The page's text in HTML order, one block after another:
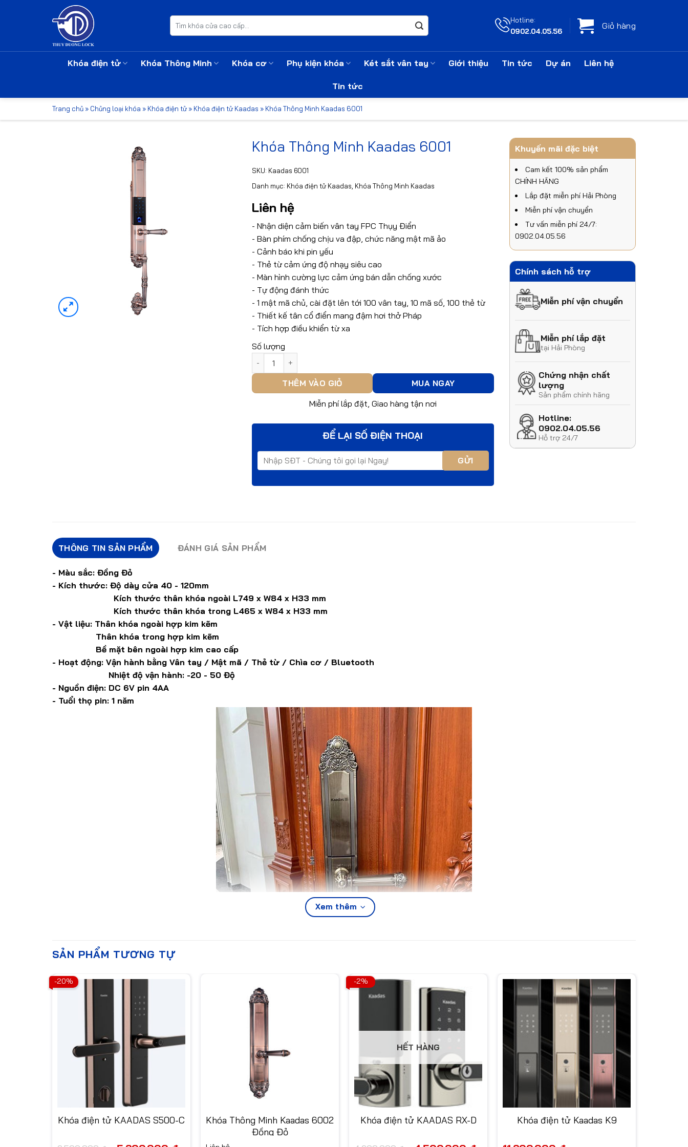
Tìm
kiếm:
Hotline:
0902.04.05.56
Giỏ hàng
Khóa điện tử Khóa Thông Minh Khóa cơ Phụ kiện khóa Két sắt vân tay Giới thiệu Tin tức Dự án Liên hệ
Tin tức
Trang chủ » Chủng loại khóa » Khóa điện tử » Khóa điện tử Kaadas » Khóa Thông Minh Kaadas 6001
Khóa Thông Minh Kaadas 6001
SKU: Kaadas 6001
Danh mục: Khóa điện tử Kaadas Khóa Thông Minh Kaadas
Liên hệ
- Nhận diện cảm biến vân tay FPC Thụy Điển
- Bàn phím chống chịu va đập, chức năng mật mã ảo
- Cảnh báo khi pin yếu
- Thẻ từ cảm ứng độ nhạy siêu cao
- Màn hình cường lực cảm ứng bán dẫn chống xước
- Tự động đánh thức
- 1 mật mã chủ, cài đặt lên tới 100 vân tay, 10 mã số, 100 thẻ từ
- Thiết kế tân cổ điển mang đậm hơi thở Pháp
- Tích hợp điều khiển từ xa
Số lượng
THÊM VÀO GIỎ
MUA NGAY
Miễn phí lắp đặt, Giao hàng tận nơi
ĐỂ LẠI SỐ ĐIỆN THOẠI
Khuyến mãi đặc biệt
Cam kết 100% sản phẩm
CHÍNH HÃNG
Lắp đặt miễn phí Hải Phòng
Miễn phí vận chuyển
Tư vấn miễn phí 24/7:
0902.04.05.56
Chính sách hỗ trợ
Miễn phí vận chuyển
Miễn phí lắp đặt
tại Hải Phòng
Chứng nhận chất
lượng
Sản phẩm chính hãng
Hotline:
0902.04.05.56
Hỗ trợ 24/7
THÔNG TIN SẢN PHẨM ĐÁNH GIÁ SẢN PHẨM
- Màu sắc: Đồng Đỏ
- Kích thước: Độ dày cửa 40 - 120mm
Kích thước thân khóa ngoài L749 x W84 x H33 mm
Kích thước thân khóa trong L465 x W84 x H33 mm
- Vật liệu: Thân khóa ngoài hợp kim kẽm
Thân khóa trong hợp kim kẽm
Bề mặt bên ngoài hợp kim cao cấp
- Hoạt động: Vận hành bằng Vân tay / Mật mã / Thẻ từ / Chìa cơ / Bluetooth
Nhiệt độ vận hành: -20 - 50 Độ
- Nguồn điện: DC 6V pin 4AA
- Tuổi thọ pin: 1 năm
Xem thêm
SẢN PHẨM TƯƠNG TỰ
-20%
Khóa điện tử KAADAS S500-C
Khóa Thông Minh Kaadas 6002
Đồng Đỏ
-2%
HẾT HÀNG
Khóa điện tử KAADAS RX-D Khóa điện tử Kaadas K9